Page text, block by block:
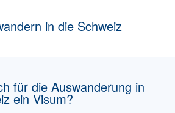
in die Schweiz
für die Auswanderung in
ein Visum?